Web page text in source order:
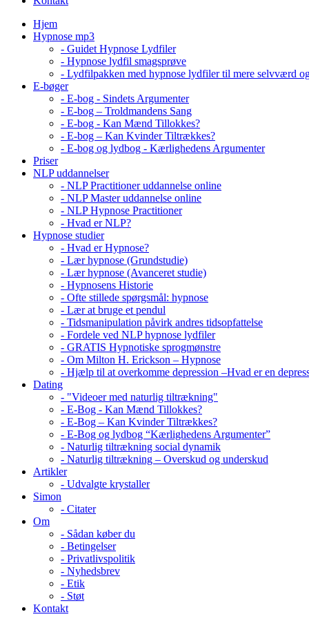
Hjem
Hypnose mp3
- Guidet Hypnose Lydfiler
- Hypnose lydfil smagsprøve
- Lydfilpakken med hypnose lydfiler til mere selvværd
E-bøger
- E-bog - Sindets Argumenter
- E-bog – Troldmandens Sang
- E-bog - Kan Mænd Tillokkes?
- E-bog – Kan Kvinder Tiltrækkes?
- E-bog og lydbog - Kærlighedens Argumenter
Priser
NLP uddannelser
- NLP Practitioner uddannelse online
- NLP Master uddannelse online
- NLP Hypnose Practitioner
- Hvad er NLP?
Hypnose studier
- Hvad er Hypnose?
- Lær hypnose (Grundstudie)
- Lær hypnose (Avanceret studie)
- Hypnosens Historie
- Ofte stillede spørgsmål: hypnose
- Lær at bruge et pendul
- Tidsmanipulation påvirk andres tidsopfattelse
- Fordele ved NLP hypnose lydfiler
- GRATIS Hypnotiske sprogmønstre
- Om Milton H. Erickson – Hypnose
- Hjælp til at overkomme depression –Hvad er en
Dating
- "Videoer med naturlig tiltrækning"
- E-Bog - Kan Mænd Tillokkes?
- E-Bog – Kan Kvinder Tiltrækkes?
- E-Bog og lydbog “Kærlighedens Argumenter”
- Naturlig tiltrækning social dynamik
- Naturlig tiltrækning – Overskud og underskud
Artikler
- Udvalgte krystaller
Simon
- Citater
Om
- Sådan køber du
- Betingelser
- Privatlivspolitik
- Nyhedsbrev
- Etik
- Støt
Kontakt